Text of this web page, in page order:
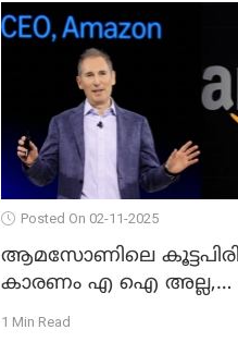
Posted On 02-11-2025
ആമസോണിലെ
കാരണം എ ഐ അല്ല,
വെളിപ്പെടുത്തലുമായി
1 Min Read